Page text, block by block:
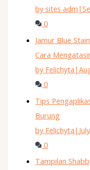
by sites adm |
0
Jamur Blue
Cara
by Felichyta |
0
Tips
Burung
by Felichyta |
0
Tampilan